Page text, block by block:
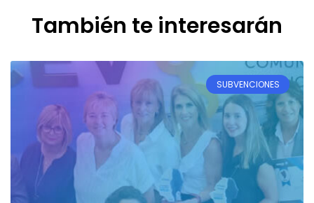
También te interesarán
SUBVENCIONES